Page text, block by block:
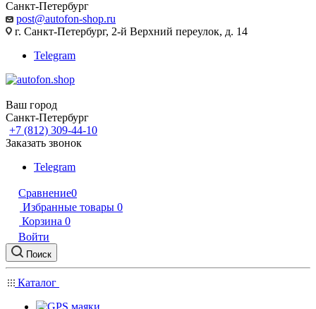
Санкт-Петербург
post@autofon-shop.ru
г. Санкт-Петербург, 2-й Верхний переулок, д. 14
Telegram
Ваш город
Санкт-Петербург
+7 (812) 309-44-10
Заказать звонок
Telegram
Сравнение0
Избранные товары 0
Корзина 0
Войти
Поиск
Каталог